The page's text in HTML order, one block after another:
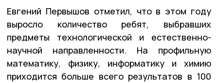
Евгений Первышов отметил, что в этом году
выросло количество ребят, выбравших
предметы технологической и естественно-
научной направленности. На профильную
математику, физику, информатику и химию
приходится больше всего результатов в 100